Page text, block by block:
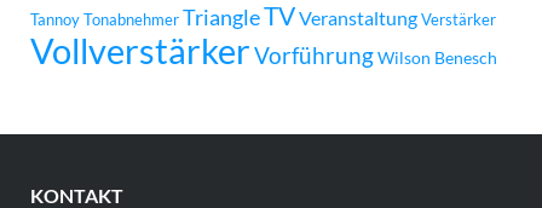
Tannoy Tonabnehmer TriangleTVVeranstaltung Verstärker
VollverstärkerVorführungWilson Benesch
KONTAKT